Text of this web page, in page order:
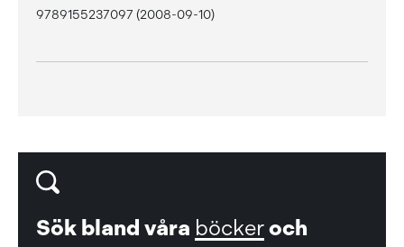
9789155237097 (2008-09-10)
Sök bland våra böckeroch